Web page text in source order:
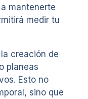
mantenerte
medir tu
creación de
planeas
Esto no
sino que